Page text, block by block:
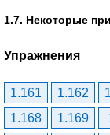
1.7. Некоторые
Упражнения
1.161 1.162
1.168
1.169